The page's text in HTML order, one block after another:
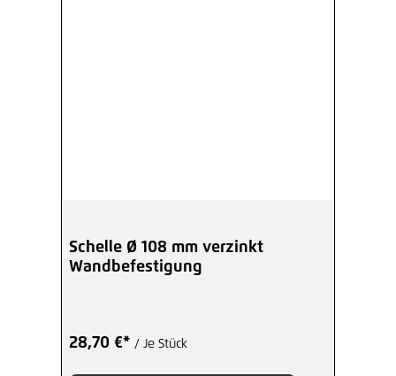
Schelle Ø 108 mm verzinkt
Wandbefestigung
28,70 €* / Je Stück